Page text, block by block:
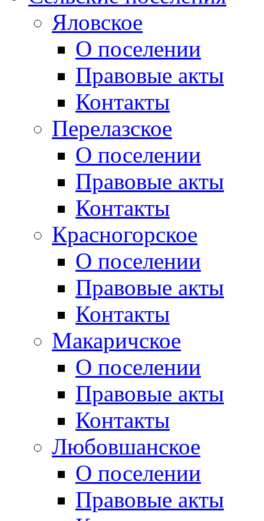
Яловское
О поселении
Правовые акты
Контакты
Перелазское
О поселении
Правовые акты
Контакты
Красногорское
О поселении
Правовые акты
Контакты
Макаричское
О поселении
Правовые акты
Контакты
Любовшанское
О поселении
Правовые акты